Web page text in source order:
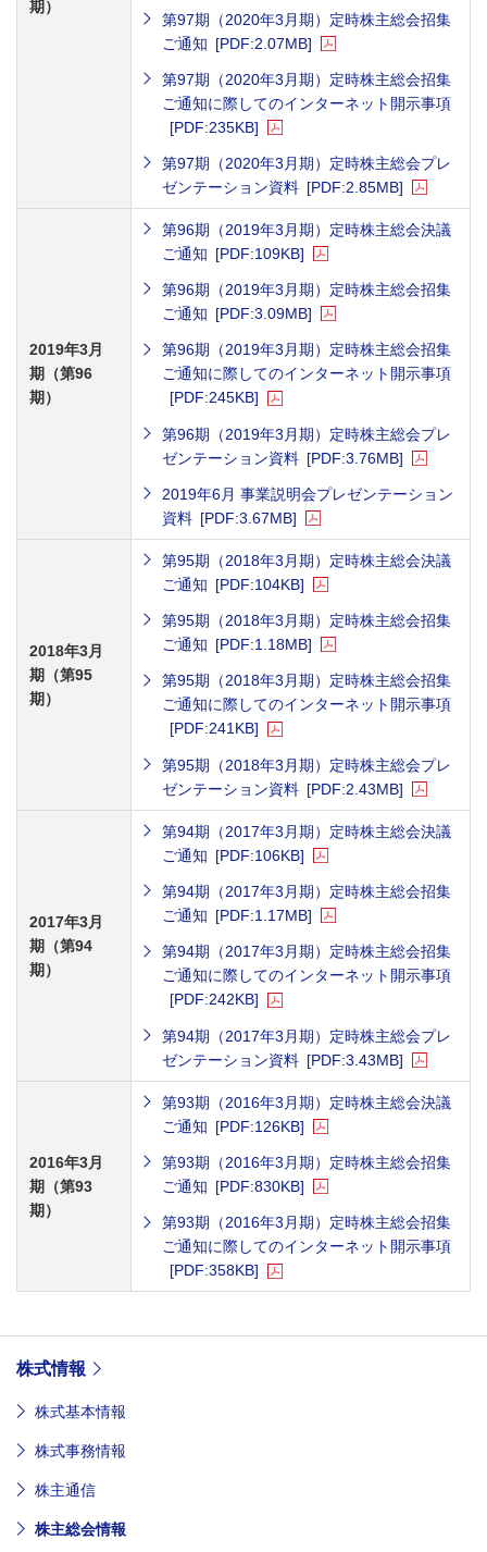
期）
第97期（2020年3月期）定時株主総会招集
ご通知 [PDF:2.07MB]
第97期（2020年3月期）定時株主総会招集
ご通知に際してのインターネット開示事項
[PDF:235KB]
第97期（2020年3月期）定時株主総会プレ
ゼンテーション資料 [PDF:2.85MB]
2019年3月
期（第96
期）
第96期（2019年3月期）定時株主総会決議
ご通知 [PDF:109KB]
第96期（2019年3月期）定時株主総会招集
ご通知 [PDF:3.09MB]
第96期（2019年3月期）定時株主総会招集
ご通知に際してのインターネット開示事項
[PDF:245KB]
第96期（2019年3月期）定時株主総会プレ
ゼンテーション資料 [PDF:3.76MB]
2019年6月 事業説明会プレゼンテーション
資料 [PDF:3.67MB]
2018年3月
期（第95
期）
第95期（2018年3月期）定時株主総会決議
ご通知 [PDF:104KB]
第95期（2018年3月期）定時株主総会招集
ご通知 [PDF:1.18MB]
第95期（2018年3月期）定時株主総会招集
ご通知に際してのインターネット開示事項
[PDF:241KB]
第95期（2018年3月期）定時株主総会プレ
ゼンテーション資料 [PDF:2.43MB]
2017年3月
期（第94
期）
第94期（2017年3月期）定時株主総会決議
ご通知 [PDF:106KB]
第94期（2017年3月期）定時株主総会招集
ご通知 [PDF:1.17MB]
第94期（2017年3月期）定時株主総会招集
ご通知に際してのインターネット開示事項
[PDF:242KB]
第94期（2017年3月期）定時株主総会プレ
ゼンテーション資料 [PDF:3.43MB]
2016年3月
期（第93
期）
第93期（2016年3月期）定時株主総会決議
ご通知 [PDF:126KB]
第93期（2016年3月期）定時株主総会招集
ご通知 [PDF:830KB]
第93期（2016年3月期）定時株主総会招集
ご通知に際してのインターネット開示事項
[PDF:358KB]
株式情報
株式基本情報
株式事務情報
株主通信
株主総会情報